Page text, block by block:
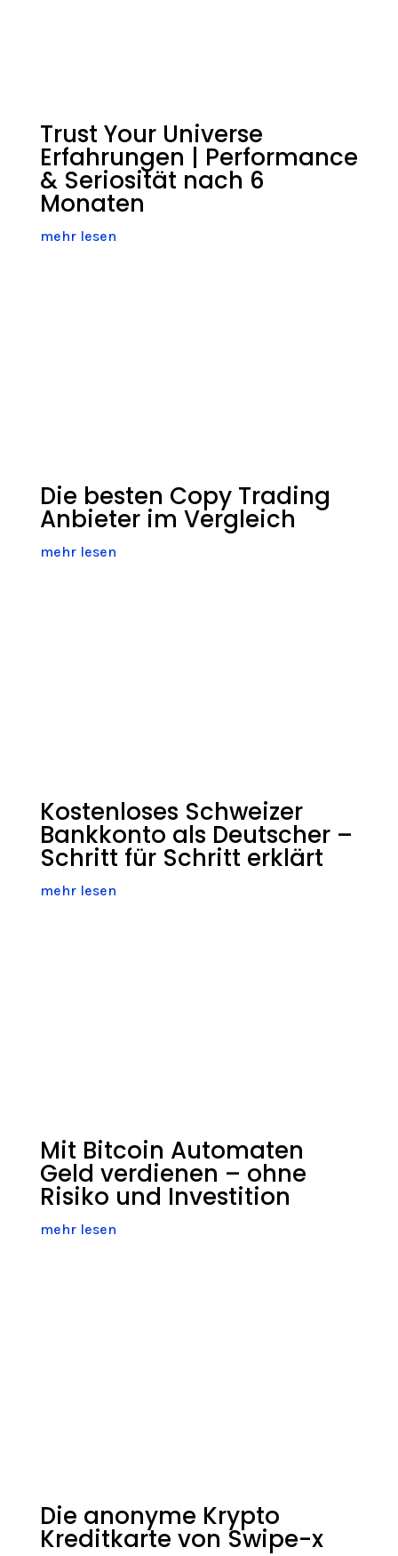
Trust Your Universe
Erfahrungen | Performance
& Seriosität nach 6
Monaten
mehr lesen
Die besten Copy Trading
Anbieter im Vergleich
mehr lesen
Kostenloses Schweizer
Bankkonto als Deutscher –
Schritt für Schritt erklärt
mehr lesen
Mit Bitcoin Automaten
Geld verdienen – ohne
Risiko und Investition
mehr lesen
Die anonyme Krypto
Kreditkarte von Swipe-x